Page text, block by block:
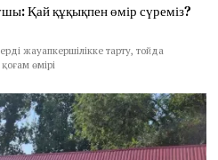
Қай құқықпен өмір сүреміз?
жауапкершілікке тарту, тойда
өмірі